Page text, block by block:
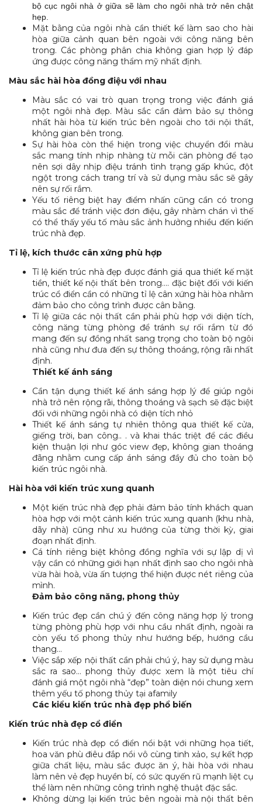
bộ cục ngôi nhà ở giữa sẽ làm cho ngôi nhà trở nên chật
hẹp.
Mặt bằng của ngôi nhà cần thiết kế làm sao cho hài
hòa giữa cảnh quan bên ngoài với công năng bên
trong. Các phòng phân chia không gian hợp lý đáp
ứng được công năng thẩm mỹ nhất định.
Màu sắc hài hòa đồng điệu với nhau
Màu sắc có vai trò quan trọng trong việc đánh giá
một ngôi nhà đẹp. Màu sắc cần đảm bảo sự thông
nhất hài hòa từ kiến trúc bên ngoài cho tới nội thất,
không gian bên trong.
Sự hài hòa còn thể hiện trong việc chuyển đổi màu
sắc mang tính nhịp nhàng từ mỗi căn phòng để tạo
nên sợi dây nhịp điệu tránh tình trạng gấp khúc, đột
ngột trong cách trang trí và sử dụng màu sắc sẽ gây
nên sự rối rắm.
Yếu tố riêng biệt hay điểm nhấn cũng cần có trong
màu sắc để tránh việc đơn điệu, gây nhàm chán vì thế
có thể thấy yếu tố màu sắc ảnh hưởng nhiều đến kiến
trúc nhà đẹp.
Tỉ lệ, kích thước cân xứng phù hợp
Tỉ lệ kiến trúc nhà đẹp được đánh giá qua thiết kế mặt
tiền, thiết kế nội thất bên trong…. đặc biệt đối với kiến
trúc cổ điển cần có những tỉ lệ cân xứng hài hòa nhằm
đảm bảo cho công trình được cân bằng.
Tỉ lệ giữa các nội thất cần phải phù hợp với diện tích,
công năng từng phòng để tránh sự rối rắm từ đó
mang đến sự đồng nhất sang trọng cho toàn bộ ngôi
nhà cũng như đưa đến sự thông thoáng, rộng rãi nhất
định.
Thiết kế ánh sáng
Cần tận dụng thiết kế ánh sáng hợp lý để giúp ngôi
nhà trở nên rộng rãi, thông thoáng và sạch sẽ đặc biệt
đối với những ngôi nhà có diện tích nhỏ
Thiết kế ánh sáng tự nhiên thông qua thiết kế cửa,
giếng trời, ban công.. . và khai thác triệt để các điều
kiện thuận lợi như góc view đẹp, không gian thoáng
đãng nhằm cung cấp ánh sáng đầy đủ cho toàn bộ
kiến trúc ngôi nhà.
Hài hòa với kiến trúc xung quanh
Một kiến trúc nhà đẹp phải đảm bảo tính khách quan
hòa hợp với một cảnh kiến trúc xung quanh (khu nhà,
dãy nhà) cũng như xu hướng của từng thời kỳ, giai
đoạn nhất định.
Cá tính riêng biệt không đồng nghĩa với sự lập dị vì
vậy cần có những giới hạn nhất định sao cho ngôi nhà
vừa hài hoà, vừa ấn tượng thể hiện được nét riêng của
mình.
Đảm bảo công năng, phong thủy
Kiến trúc đẹp cần chú ý đến công năng hợp lý trong
từng phòng phù hợp với nhu cầu nhất định, ngoài ra
còn yếu tố phong thủy như hướng bếp, hướng cầu
thang…
Việc sắp xếp nội thất cần phải chú ý, hay sử dụng màu
sắc ra sao… phong thủy được xem là một tiêu chí
đánh giá một ngôi nhà “đẹp” toàn diện nói chung xem
thêm yếu tố phong thủy tại afamily
Các kiểu kiến trúc nhà đẹp phổ biến
Kiến trúc nhà đẹp cổ điển
Kiến trúc nhà đẹp cổ điển nổi bật với những họa tiết,
hoa văn phù điêu đắp nổi vô cùng tinh xảo, sự kết hợp
giữa chất liệu, màu sắc được ăn ý, hài hòa với nhau
làm nên vẻ đẹp huyền bí, có sức quyến rũ mạnh liệt cụ
thể làm nên những công trình nghệ thuật đặc sắc.
Không dừng lại kiến trúc bên ngoài mà nội thất bên